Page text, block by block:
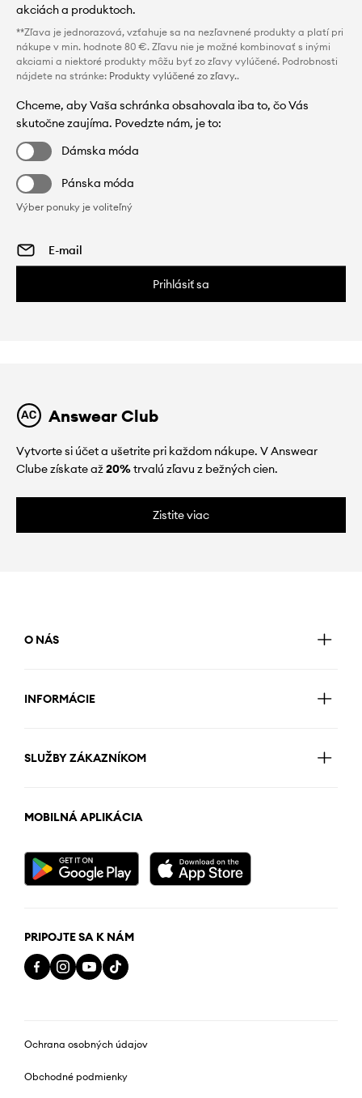
akciách a produktoch.
**Zľava je jednorazová, vzťahuje sa na nezľavnené produkty a platí pri
nákupe v min. hodnote 80 €. Zľavu nie je možné kombinovať s inými
akciami a niektoré produkty môžu byť zo zľavy vylúčené. Podrobnosti
nájdete na stránke: Produkty vylúčené zo zľavy..
Chceme, aby Vaša schránka obsahovala iba to, čo Vás
skutočne zaujíma. Povedzte nám, je to:
Dámska móda
Pánska móda
Výber ponuky je voliteľný
Prihlásiť sa
Answear Club
Vytvorte si účet a ušetrite pri každom nákupe. V Answear
Clube získate až20%trvalú zľavu z bežných cien.
Zistite viac
O NÁS
INFORMÁCIE
SLUŽBY ZÁKAZNÍKOM
MOBILNÁ APLIKÁCIA
PRIPOJTE SA K NÁM
Ochrana osobných údajov
Obchodné podmienky